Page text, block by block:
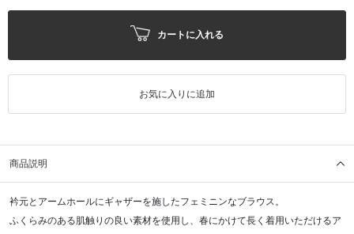
カートに入れる
お気に入りに追加
商品説明
衿元とアームホールにギャザーを施したフェミニンなブラウス。
ふくらみのある肌触りの良い素材を使用し、春にかけて長く着用いただけるア